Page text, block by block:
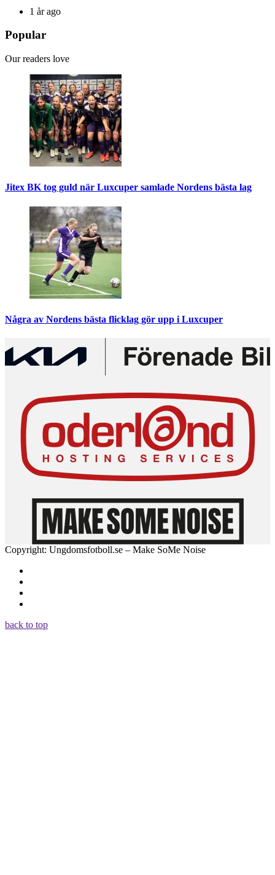
1 år ago
Popular
Our readers love
Jitex BK tog guld när Luxcuper samlade Nordens bästa lag
Några av Nordens bästa flicklag gör upp i Luxcuper
Copyright: Ungdomsfotboll.se – Make SoMe Noise
back to top